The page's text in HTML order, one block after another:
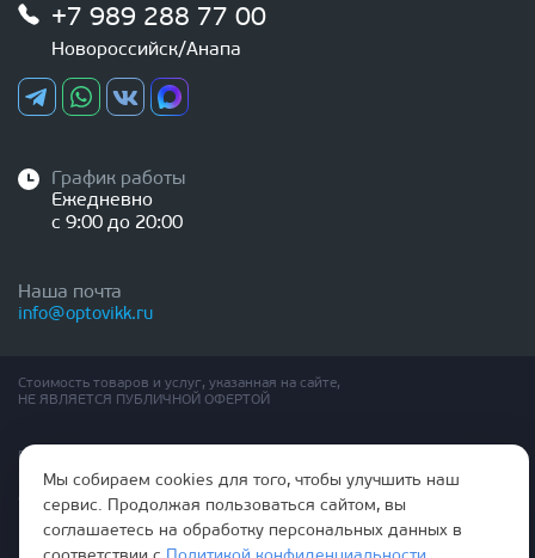
+7 989 288 77 00
Новороссийск/Анапа
График работы
Ежедневно
с 9:00 до 20:00
Наша почта
info@optovikk.ru
Стоимость товаров и услуг, указанная на сайте,
НЕ ЯВЛЯЕТСЯ ПУБЛИЧНОЙ ОФЕРТОЙ
Правила эксплутации входных и межкомнатных дверей
Политика обработки персональных данных
Согласие на обработку персональных данных
Мы собираем cookies для того, чтобы улучшить наш
сервис. Продолжая пользоваться сайтом, вы
соглашаетесь на обработку персональных данных в